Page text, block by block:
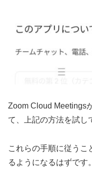
Zoom Cloud Meetings
て、上記の方法を試し
これらの手順に従うこ
るようになるはずです。